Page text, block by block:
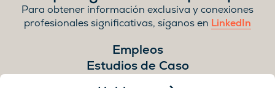
Para obtener información exclusiva y conexiones
profesionales significativas, síganos en LinkedIn
Empleos
Estudios de Caso